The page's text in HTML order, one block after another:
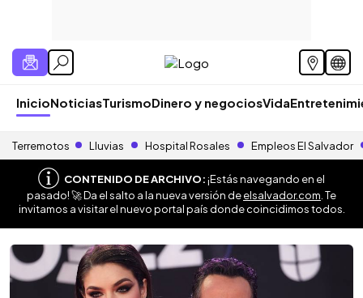
InicioNoticiasTurismoDinero y negociosVida
Terremotos Lluvias Hospital Rosales Empleos El Salvador
CONTENIDO DE ARCHIVO:¡Estás navegando en el
pasado! 🚀 Da el salto a la nueva versión deelsalvador.com . Te
invitamos a visitar el nuevo portal país donde coincidimos todos.